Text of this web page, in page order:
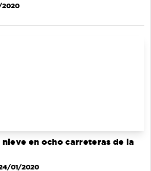
2020
en ocho carreteras de la
01/2020